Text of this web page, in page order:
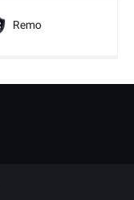
Remo